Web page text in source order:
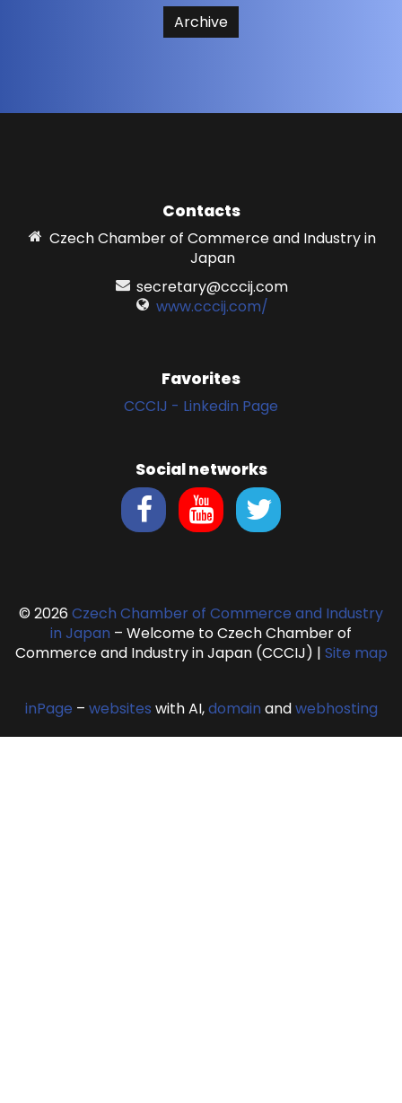
Archive
Contacts
Czech Chamber of Commerce and Industry in
Japan
secretary@cccij.com
www.cccij.com/
Favorites
CCCIJ - Linkedin Page
Social networks
© 2026 Czech Chamber of Commerce and Industry
in Japan – Welcome to Czech Chamber of
Commerce and Industry in Japan (CCCIJ) | Site map
inPage – websites with AI,domain andwebhosting